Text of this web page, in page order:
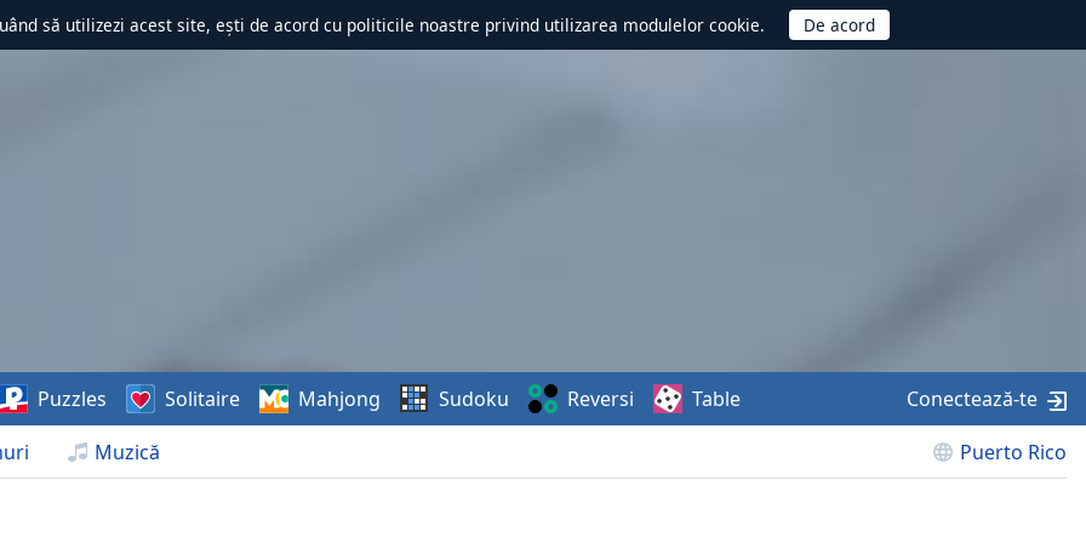
să utilizezi acest site, ești de acord cu politicile noastre privind utilizarea modulelor cookie.
Muzică Puerto Rico
Puzzles Solitaire Mahjong Sudoku Reversi Table Conectează-te